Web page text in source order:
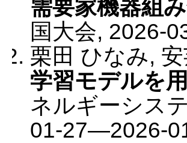
需要家機器組
国大会, 2026-
栗田 ひなみ,
学習モデルを
ネルギーシス
01-27—2026-